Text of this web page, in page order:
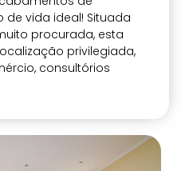
vida ideal! Situada
procurada, esta
privilegiada,
consultórios